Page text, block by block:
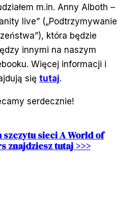
m.in. Anny Alboth –
live” („Podtrzymywanie
która będzie
innymi na naszym
Więcej informacji i
się tutaj.
serdecznie!
szczytu sieci A World of
znajdziesz tutaj >>>